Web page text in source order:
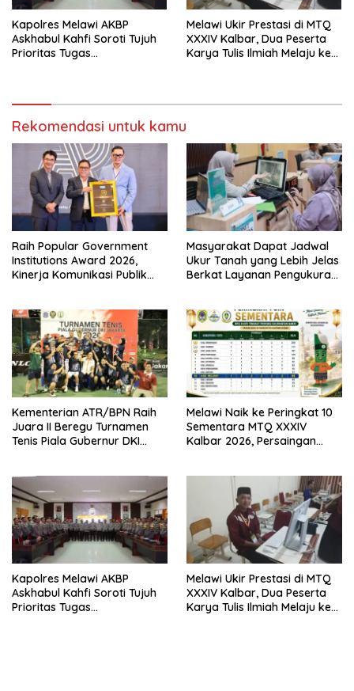
Kapolres Melawi AKBP
Askhabul Kahfi Soroti Tujuh
Prioritas Tugas
Melawi Ukir Prestasi di MTQ
XXXIV Kalbar, Dua Peserta
Karya Tulis Ilmiah Melaju ke
Rekomendasi untuk kamu
Raih Popular Government
Institutions Award 2026,
Kinerja Komunikasi Publik
Masyarakat Dapat Jadwal
Ukur Tanah yang Lebih Jelas
Berkat Layanan Pengukuran
Kementerian ATR/BPN Raih
Juara II Beregu Turnamen
Tenis Piala Gubernur DKI
Melawi Naik ke Peringkat 10
Sementara MTQ XXXIV
Kalbar 2026, Persaingan
Kapolres Melawi AKBP
Askhabul Kahfi Soroti Tujuh
Prioritas Tugas
Melawi Ukir Prestasi di MTQ
XXXIV Kalbar, Dua Peserta
Karya Tulis Ilmiah Melaju ke